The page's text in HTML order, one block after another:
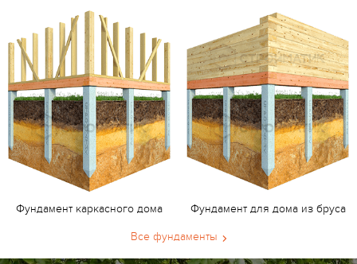
Фундамент каркасного дома Фундамент для дома из бруса
Все фундаменты